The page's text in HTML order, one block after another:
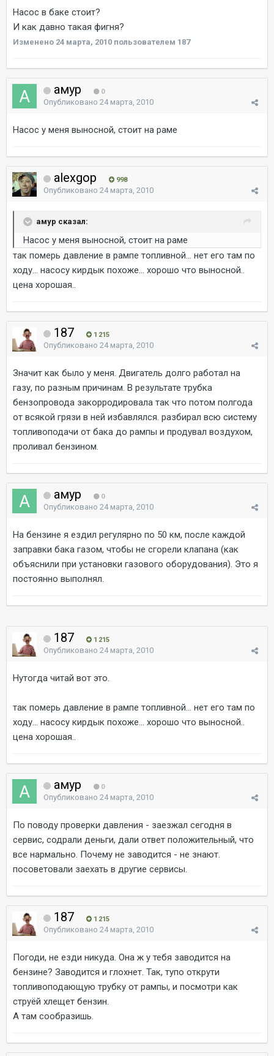
Насос в баке стоит?
И как давно такая фигня?
Изменено 24 марта, 2010 пользователем 187
амур 0
Опубликовано 24 марта, 2010
Насос у меня выносной, стоит на раме
alexgop 998
Опубликовано 24 марта, 2010
амур сказал:
Насос у меня выносной, стоит на раме
так померь давление в рампе топливной... нет его там по
ходу... насосу кирдык похоже... хорошо что выносной..
цена хорошая..
187 1 215
Опубликовано 24 марта, 2010
Значит как было у меня. Двигатель долго работал на
газу, по разным причинам. В результате трубка
бензопровода закорродировала так что потом полгода
от всякой грязи в ней избавлялся. разбирал всю систему
топливоподачи от бака до рампы и продувал воздухом,
проливал бензином.
амур 0
Опубликовано 24 марта, 2010
На бензине я ездил регулярно по 50 км, после каждой
заправки бака газом, чтобы не сгорели клапана (как
объяснили при установки газового оборудования). Это я
постоянно выполнял.
187 1 215
Опубликовано 24 марта, 2010
Нутогда читай вот это.
так померь давление в рампе топливной... нет его там по
ходу... насосу кирдык похоже... хорошо что выносной..
цена хорошая..
амур 0
Опубликовано 24 марта, 2010
По поводу проверки давления - заезжал сегодня в
сервис, содрали деньги, дали ответ положительный, что
все нармально. Почему не заводится - не знают.
посоветовали заехать в другие сервисы.
187 1 215
Опубликовано 24 марта, 2010
Погоди, не езди никуда. Она ж у тебя заводится на
бензине? Заводится и глохнет. Так, тупо открути
топливоподающую трубку от рампы, и посмотри как
струёй хлещет бензин.
А там сообразишь.